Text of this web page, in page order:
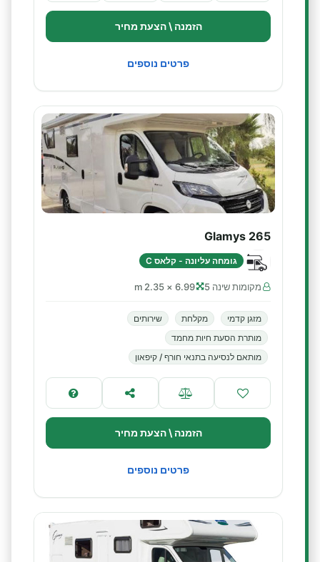
הזמנה \ הצעת מחיר
פרטים נוספים
Glamys 265
גומחה עליונה - קלאס C
מקומות שינה 5 6.99 × 2.35 m
מזגן קדמי מקלחת
שירותים
מותרת הסעת חיות מחמד
מותאם לנסיעה בתנאי חורף / קיפאון
הזמנה \ הצעת מחיר
פרטים נוספים